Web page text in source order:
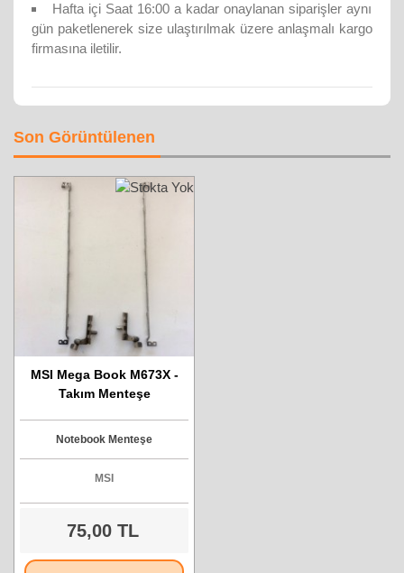
Hafta içi Saat 16:00 a kadar onaylanan siparişler aynı
gün paketlenerek size ulaştırılmak üzere anlaşmalı kargo
firmasına iletilir.
Son Görüntülenen
MSI Mega Book M673X -
Takım Menteşe
Notebook Menteşe
MSI
75,00 TL